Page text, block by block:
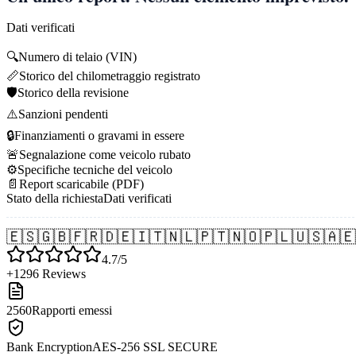
Dati verificati
🔍Numero di telaio (VIN)
📏Storico del chilometraggio registrato
🛡️Storico della revisione
⚠️Sanzioni pendenti
🔒Finanziamenti o gravami in essere
🚨Segnalazione come veicolo rubato
⚙️Specifiche tecniche del veicolo
📄 Report scaricabile (PDF)
Stato della richiestaDati verificati
🇪🇸🇬🇧🇫🇷🇩🇪🇮🇹🇳🇱🇵🇹🇳🇴🇵🇱🇺🇸🇦🇪
4.7/5
+1296 Reviews
2560Rapporti emessi
Bank EncryptionAES-256 SSL SECURE